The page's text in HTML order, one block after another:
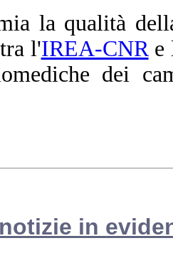
la qualità
l'IREA-CNRe
dei
in